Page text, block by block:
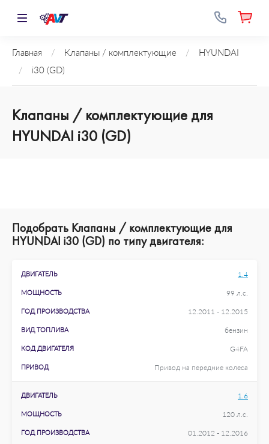
Главная / Клапаны / комплектующие /
HYUNDAI
/
i30 (GD)
Клапаны / комплектующие для
HYUNDAI i30 (GD)
Подобрать Клапаны / комплектующие для
HYUNDAI i30 (GD) по типу двигателя:
ДВИГАТЕЛЬ 1.4
МОЩНОСТЬ 99 л.с.
ГОД ПРОИЗВОДСТВА 12.2011 - 12.2015
ВИД ТОПЛИВА бензин
КОД ДВИГАТЕЛЯ G4FA
ПРИВОД Привод на передние колеса
ДВИГАТЕЛЬ 1.6
МОЩНОСТЬ 120 л.с.
ГОД ПРОИЗВОДСТВА 01.2012 - 12.2016